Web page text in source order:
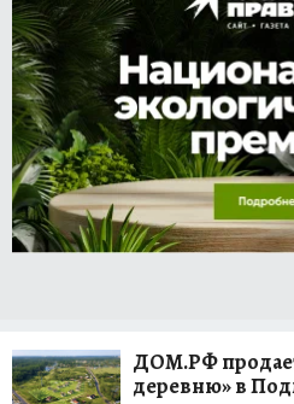
ДОМ.РФ
деревню» в